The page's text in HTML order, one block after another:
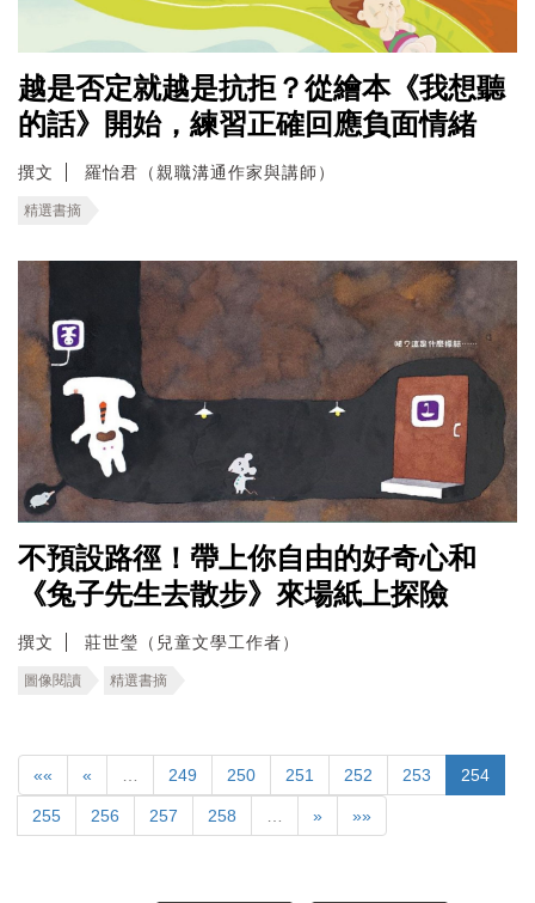
越是否定就越是抗拒？從繪本《我想聽
的話》開始，練習正確回應負面情緒
撰文 羅怡君（親職溝通作家與講師）
精選書摘
不預設路徑！帶上你自由的好奇心和
《兔子先生去散步》來場紙上探險
撰文 莊世瑩（兒童文學工作者）
圖像閱讀 精選書摘
«« « 249 250 251 252 253 254
255 256 257 258 » »»